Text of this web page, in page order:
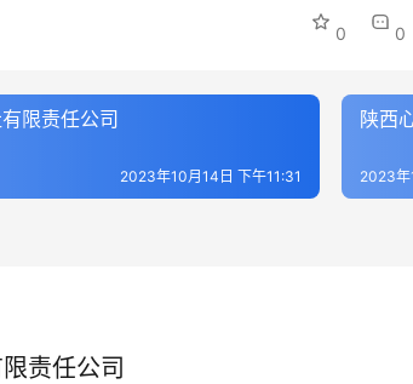
0 0
限责任公司
2023年10月14日 下午11:31
陕西
2023年
责任公司